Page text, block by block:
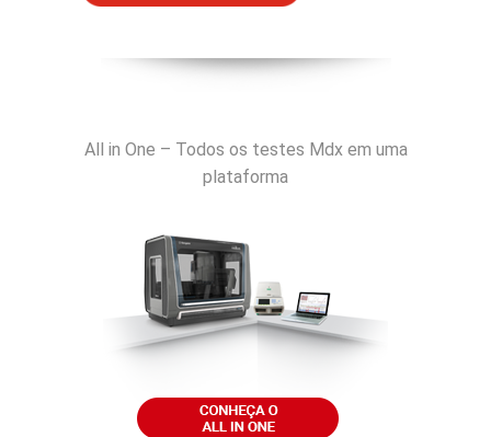
All in One – Todos os testes Mdx em uma
plataforma